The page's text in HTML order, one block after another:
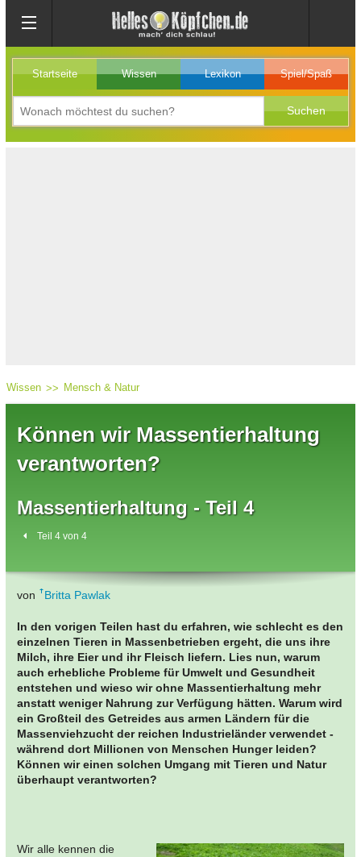
Startseite Wissen Lexikon Spiel/Spaß
Wissen Mensch & Natur
Können wir Massentierhaltung
verantworten?
Massentierhaltung - Teil 4
Teil 4 von 4
von Britta Pawlak
In den vorigen Teilen hast du erfahren, wie schlecht es den
einzelnen Tieren in Massenbetrieben ergeht, die uns ihre
Milch, ihre Eier und ihr Fleisch liefern. Lies nun, warum
auch erhebliche Probleme für Umwelt und Gesundheit
entstehen und wieso wir ohne Massentierhaltung mehr
anstatt weniger Nahrung zur Verfügung hätten. Warum wird
ein Großteil des Getreides aus armen Ländern für die
Massenviehzucht der reichen Industrieländer verwendet -
während dort Millionen von Menschen Hunger leiden?
Können wir einen solchen Umgang mit Tieren und Natur
überhaupt verantworten?
Wir alle kennen die